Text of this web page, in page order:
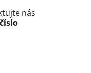
nás